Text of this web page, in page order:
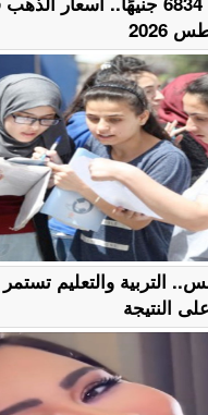
التربية والتعليم
النتيجة